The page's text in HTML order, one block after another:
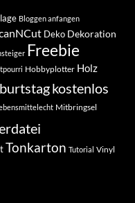
Bloggen anfangen
Deko Dekoration
Freebie
Hobbyplotter Holz
kostenlos
Mitbringsel
Tonkarton Tutorial Vinyl